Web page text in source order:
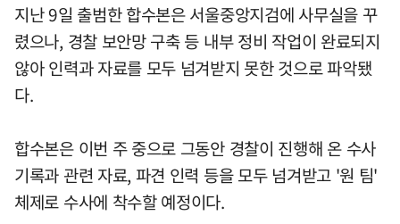
지난 9일 출범한 합수본은 서울중앙지검에 사무실을 꾸
렸으나, 경찰 보안망 구축 등 내부 정비 작업이 완료되지
않아 인력과 자료를 모두 넘겨받지 못한 것으로 파악됐
다.
합수본은 이번 주 중으로 그동안 경찰이 진행해 온 수사
기록과 관련 자료, 파견 인력 등을 모두 넘겨받고 '원 팀'
체제로 수사에 착수할 예정이다.